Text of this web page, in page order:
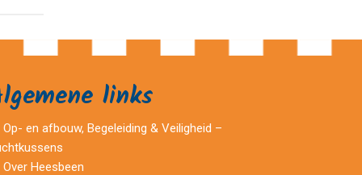
links
Op- en afbouw, Begeleiding & Veiligheid –
Over Heesbeen